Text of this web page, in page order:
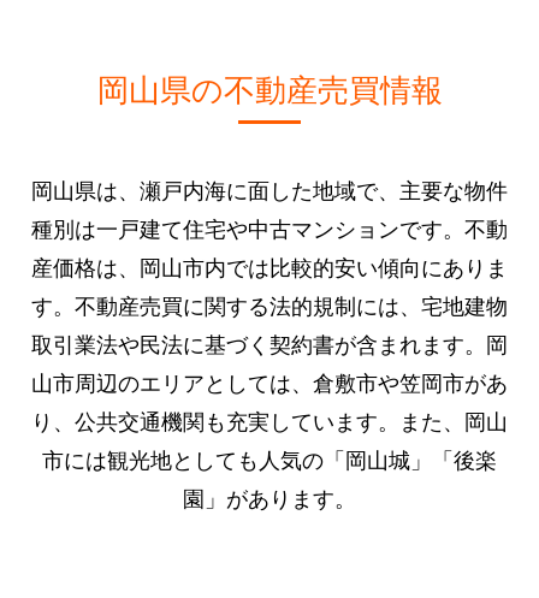
岡山県の不動産売買情報
岡山県は、瀬戸内海に面した地域で、主要な物件
種別は一戸建て住宅や中古マンションです。不動
産価格は、岡山市内では比較的安い傾向にありま
す。不動産売買に関する法的規制には、宅地建物
取引業法や民法に基づく契約書が含まれます。岡
山市周辺のエリアとしては、倉敷市や笠岡市があ
り、公共交通機関も充実しています。また、岡山
市には観光地としても人気の「岡山城」「後楽
園」があります。